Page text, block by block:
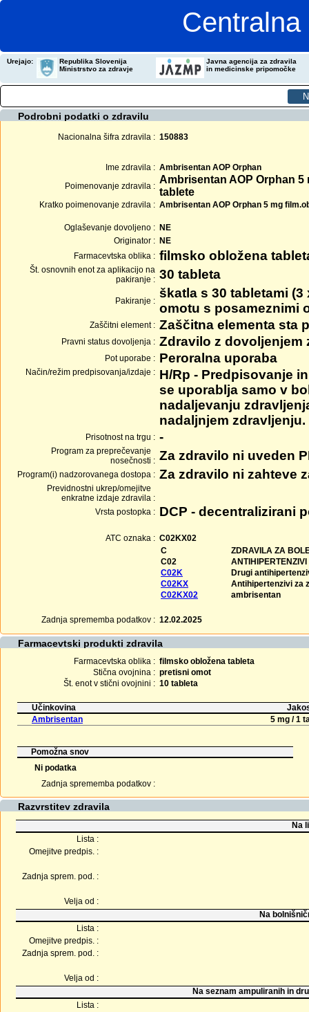
Urejajo:
Republika Slovenija
Ministrstvo za zdravje
Javna agencija za zdravila
in medicinske pripomočke
Podrobni podatki o zdravilu
Nacionalna šifra zdravila : 150883
Ime zdravila : Ambrisentan AOP Orphan
Poimenovanje zdravila :
Ambrisentan AOP Orphan
tablete
Kratko poimenovanje zdravila : Ambrisentan AOP Orphan 5 mg
Oglaševanje dovoljeno : NE
Originator : NE
Farmacevtska oblika : filmsko obložena
Št. osnovnih enot za aplikacijo na
pakiranje : 30 tableta
Pakiranje :
škatla s 30 tabletami
omotu s posameznimi
Zaščitni element : Zaščitna elementa sta
Pravni status dovoljenja : Zdravilo z dovoljenjem
Pot uporabe : Peroralna uporaba
Način/režim predpisovanja/izdaje : H/Rp - Predpisovanje
se uporablja samo v
nadaljevanju
nadaljnjem zdravljenju.
Prisotnost na trgu : -
Program za preprečevanje
nosečnosti : Za zdravilo ni uveden
Program(i) nadzorovanega dostopa : Za zdravilo ni zahteve
Previdnostni ukrep/omejitve
enkratne izdaje zdravila :
Vrsta postopka : DCP - decentralizirani
ATC oznaka : C02KX02
C
ZDRAVILA ZA
C02
ANTIHIPERTENZIVI
C02K
Drugi
C02KX
Antihipertenzivi za
C02KX02
ambrisentan
Zadnja sprememba podatkov : 12.02.2025
Farmacevtski produkti zdravila
Farmacevtska oblika : filmsko obložena tableta
Stična ovojnina : pretisni omot
Št. enot v stični ovojnini : 10 tableta
Učinkovina
Ambrisentan
5 mg / 1
Pomožna snov
Ni podatka
Zadnja sprememba podatkov :
Razvrstitev zdravila
Na
Lista :
Omejitve predpis. :
Zadnja sprem. pod. :
Velja od :
Na
Lista :
Omejitve predpis. :
Zadnja sprem. pod. :
Velja od :
Na seznam ampuliranih in
Lista :